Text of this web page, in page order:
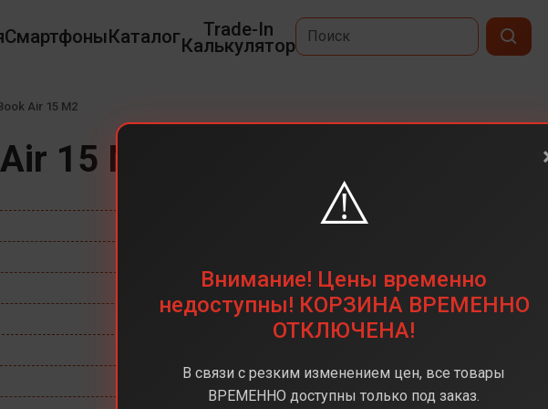
СмартфоныКаталог Trade-In
Калькулятор
Air 15 M2
15 M2
Apple M2
8 ГБ
Midngight(Полночь)
⚠️
Внимание! Цены временно
недоступны! КОРЗИНА ВРЕМЕННО
ОТКЛЮЧЕНА!
В связи с резким изменением цен, все товары
ВРЕМЕННО доступны только под заказ.